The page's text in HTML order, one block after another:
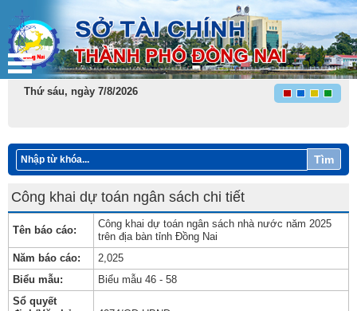
Thứ sáu, ngày 7/8/2026
Tìm
Công khai dự toán ngân sách chi tiết
Tên báo cáo:
Công khai dự toán ngân sách nhà nước năm 2025
trên địa bàn tỉnh Đồng Nai
Năm báo cáo:
2,025
Biểu mẫu:
Biểu mẫu 46 - 58
Sổ quyết